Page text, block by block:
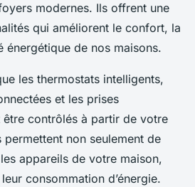
modernes. Ils offrent une
qui améliorent le confort, la
énergétique de nos maisons.
les thermostats intelligents,
et les prises
être contrôlés à partir de votre
permettent non seulement de
appareils de votre maison,
consommation d’énergie.